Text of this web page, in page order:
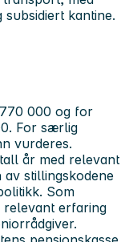
kantine.
000 og for
For særlig
vurderes.
år med relevant
stillingskodene
Som
relevant erfaring